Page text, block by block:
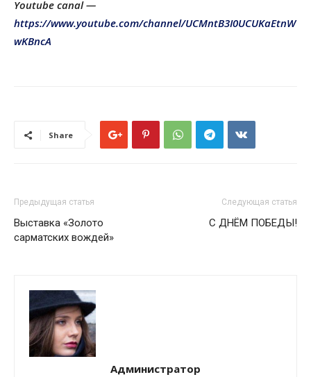
Youtube canal —
https://www.youtube.com/channel/UCMntB3I0UCUKaEtnW
wKBncA
Share
Предыдущая статья
Выставка «Золото
сарматских вождей»
Следующая статья
C ДНЁМ ПОБЕДЫ!
Администратор